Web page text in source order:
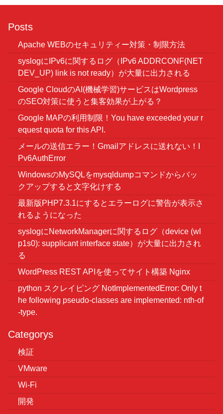
Posts
Apache WEBのセキュリティー対策・制限方法
syslogにIPv6に関するログ（IPv6 ADDRCONF(NET
DEV_UP) link is not ready）が大量に出力される
Google CloudのAI(機械学習)サービスはWordpress
のSEO対策に使うと集客効果が上がる？
Google MAPの利用制限！You have exceeded your r
equest quota for this API.
メールの送信エラー！Gmailアドレスに送れない！I
Pv6AuthError
WindowsのMySQLをmysqldumpコマンドからバッ
クアップすると文字化けする
最新版PHP7.3.1にするとエラーログに警告が表示さ
れるようになった
syslogにNetworkManagerに関するログ（device (wl
p1s0): supplicant interface state）が大量に出力され
る
WordPress REST APIを使ってサイト構築 Nginx
python スクレイピング NotImplementedError: Only t
he following pseudo-classes are implemented: nth-of
-type.
Categorys
検証
VMware
Wi-Fi
開発